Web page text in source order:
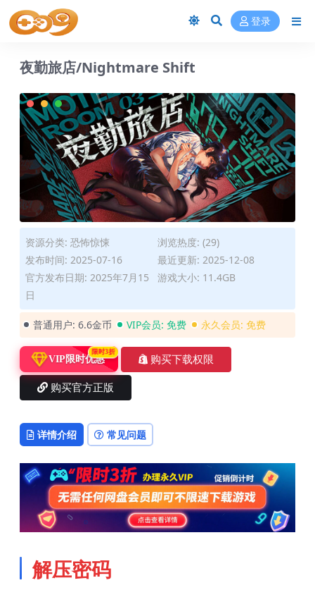
登录
夜勤旅店/Nightmare Shift
资源分类: 恐怖惊悚
浏览热度: (29)
发布时间: 2025-07-16
最近更新: 2025-12-08
官方发布日期: 2025年7月15
日
游戏大小: 11.4GB
普通用户: 6.6金币 VIP会员: 免费 永久会员: 免费
VIP限时优惠
限时3折
购买下载权限
购买官方正版
详情介绍 常见问题
解压密码